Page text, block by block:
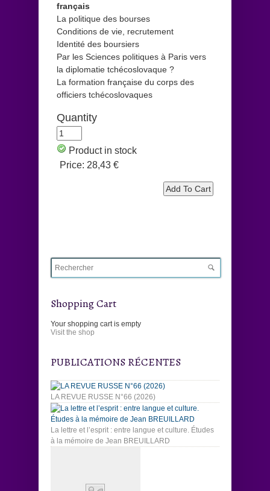
français
La politique des bourses
Conditions de vie, recrutement
Identité des boursiers
Par les Sciences politiques à Paris vers
la diplomatie tchécoslovaque ?
La formation française du corps des
officiers tchécoslovaques
Quantity
Product in stock
Price: 28,43 €
Shopping Cart
Your shopping cart is empty
Visit the shop
PUBLICATIONS RÉCENTES
LA REVUE RUSSE N°66 (2026)
La lettre et l’esprit : entre langue et culture. Études
à la mémoire de Jean BREUILLARD